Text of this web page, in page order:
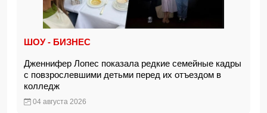
ШОУ - БИЗНЕС
Дженнифер Лопес показала редкие семейные кадры
с повзрослевшими детьми перед их отъездом в
колледж
04 августа 2026